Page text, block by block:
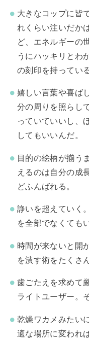
大きなコップに皆
れくらい注いだか
ど、エネルギーの
うにハッキリとわ
の刻印を持ってい
嬉しい言葉や喜ば
分の周りを照らし
っていていいし、
してもいいんだ。
目的の絵柄が揃う
えるのは自分の成
どふんばれる。
諍いを超えていく
を全部でなくても
時間が来ないと開
を潰す術をたくさ
歯ごたえを求めて
ライトユーザー。
乾燥ワカメみたい
適な場所に変われ